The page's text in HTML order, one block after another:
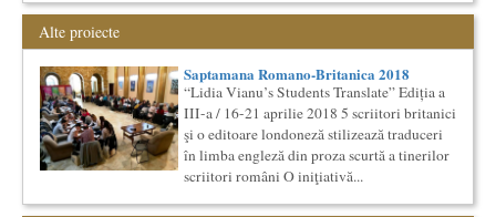
O bucatarie ca-n filme
Carte – Film – Mancare boiereasca Lansarea cartii O bucatarie
Cursul de Arta universala: Marile capodopere
Societatea Muzicala organizeaza un curs de arta universala:
"Marile capodopere ale umanitatii". Este un curs intensiv si
con...
Cursul de Filosofie generala (anul I)
Generala, de nivel academic, cu durata de doi ani (4 semestre),
Alte proiecte
Saptamana Romano-Britanica 2018
“Lidia Vianu’s Students Translate” Ediția a
III-a / 16-21 aprilie 2018 5 scriitori britanici
şi o editoare londoneză stilizează traduceri
în limba engleză din proza scurtă a tinerilor
scriitori români O iniţiativă...